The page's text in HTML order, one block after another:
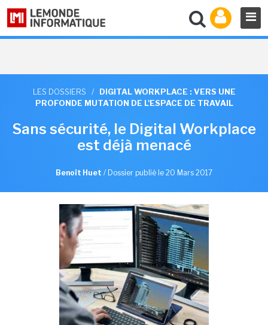
LES DOSSIERS /
DIGITAL WORKPLACE : VERS UNE
PROFONDE MUTATION DE L'ESPACE DE TRAVAIL
Sans sécurité, le Digital Workplace
est déjà menacé
Benoît Huet / Dossier publié le 20 Mars 2017